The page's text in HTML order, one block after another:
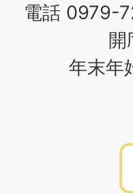
電話 0979-
開
年末年